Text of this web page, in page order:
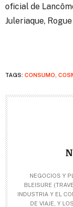
oficial de
Juleriaque,
TAGS: CONSUMO
NEGOCIOS Y
BLEISURE
INDUSTRIA Y EL
DE VIAJE, Y